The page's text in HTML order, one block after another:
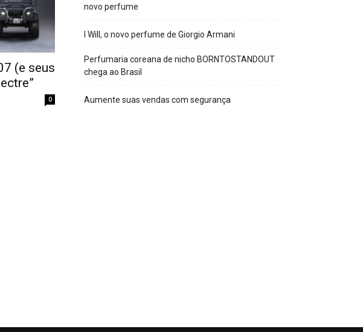
(e seus
0
novo perfume
I Will, o novo perfume de Giorgio Armani
Perfumaria coreana de nicho BORNTOSTANDOUT
chega ao Brasil
Aumente suas vendas com segurança